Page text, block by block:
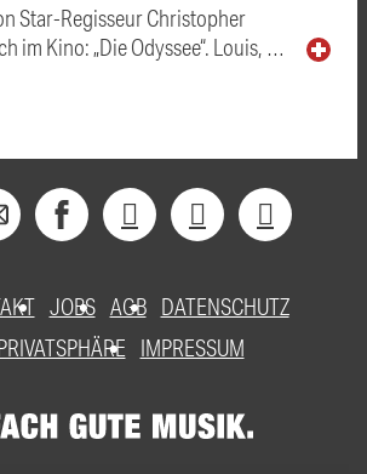
Star-Regisseur Christopher
im Kino: „Die Odyssee“. Louis, …
JOBS AGB DATENSCHUTZ
IMPRESSUM